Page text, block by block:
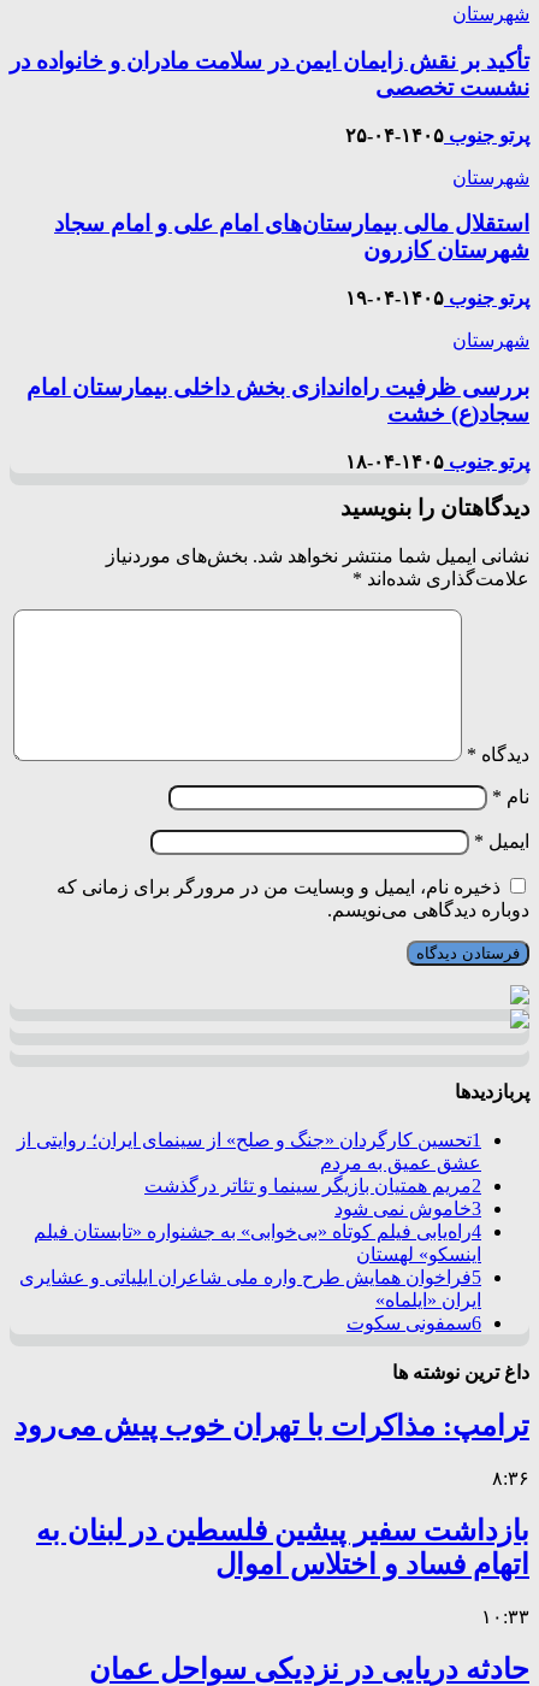
شهرستان
تأکید بر نقش زایمان ایمن در سلامت مادران و خانواده در
نشست تخصصی
پرتو جنوب ۱۴۰۵-۰۴-۲۵
شهرستان
استقلال مالی بیمارستان‌های امام علی و امام سجاد
شهرستان کازرون
پرتو جنوب ۱۴۰۵-۰۴-۱۹
شهرستان
بررسی ظرفیت راه‌اندازی بخش داخلی بیمارستان امام
سجاد(ع) خشت
پرتو جنوب ۱۴۰۵-۰۴-۱۸
دیدگاهتان را بنویسید
نشانی ایمیل شما منتشر نخواهد شد. بخش‌های موردنیاز
علامت‌گذاری شده‌اند *
دیدگاه *
نام *
ایمیل *
ذخیره نام، ایمیل و وبسایت من در مرورگر برای زمانی که
دوباره دیدگاهی می‌نویسم.
پربازدیدها
1تحسین کارگردان «جنگ و صلح» از سینمای ایران؛ روایتی از
عشق عمیق به مردم
2مریم همتیان بازیگر سینما و تئاتر درگذشت
3خاموش نمی شود
4راه‌یابی فیلم کوتاه «بی‌خوابی» به جشنواره «تابستان فیلم
اینسکو» لهستان
5فراخوان همایش طرح واره ملی شاعران ایلیاتی و عشایری
ایران «ایلماه»
6سمفونی سکوت
داغ ترین نوشته ها
ترامپ: مذاکرات با تهران خوب پیش می‌رود
۸:۳۶
بازداشت سفیر پیشین فلسطین در لبنان به
اتهام فساد و اختلاس اموال
۱۰:۳۳
حادثه دریایی در نزدیکی سواحل عمان